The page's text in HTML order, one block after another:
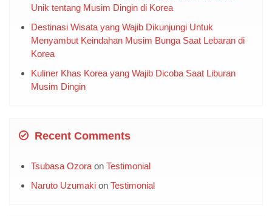
Unik tentang Musim Dingin di Korea
Destinasi Wisata yang Wajib Dikunjungi Untuk
Menyambut Keindahan Musim Bunga Saat Lebaran di
Korea
Kuliner Khas Korea yang Wajib Dicoba Saat Liburan
Musim Dingin
Recent Comments
Tsubasa Ozora on Testimonial
Naruto Uzumaki on Testimonial